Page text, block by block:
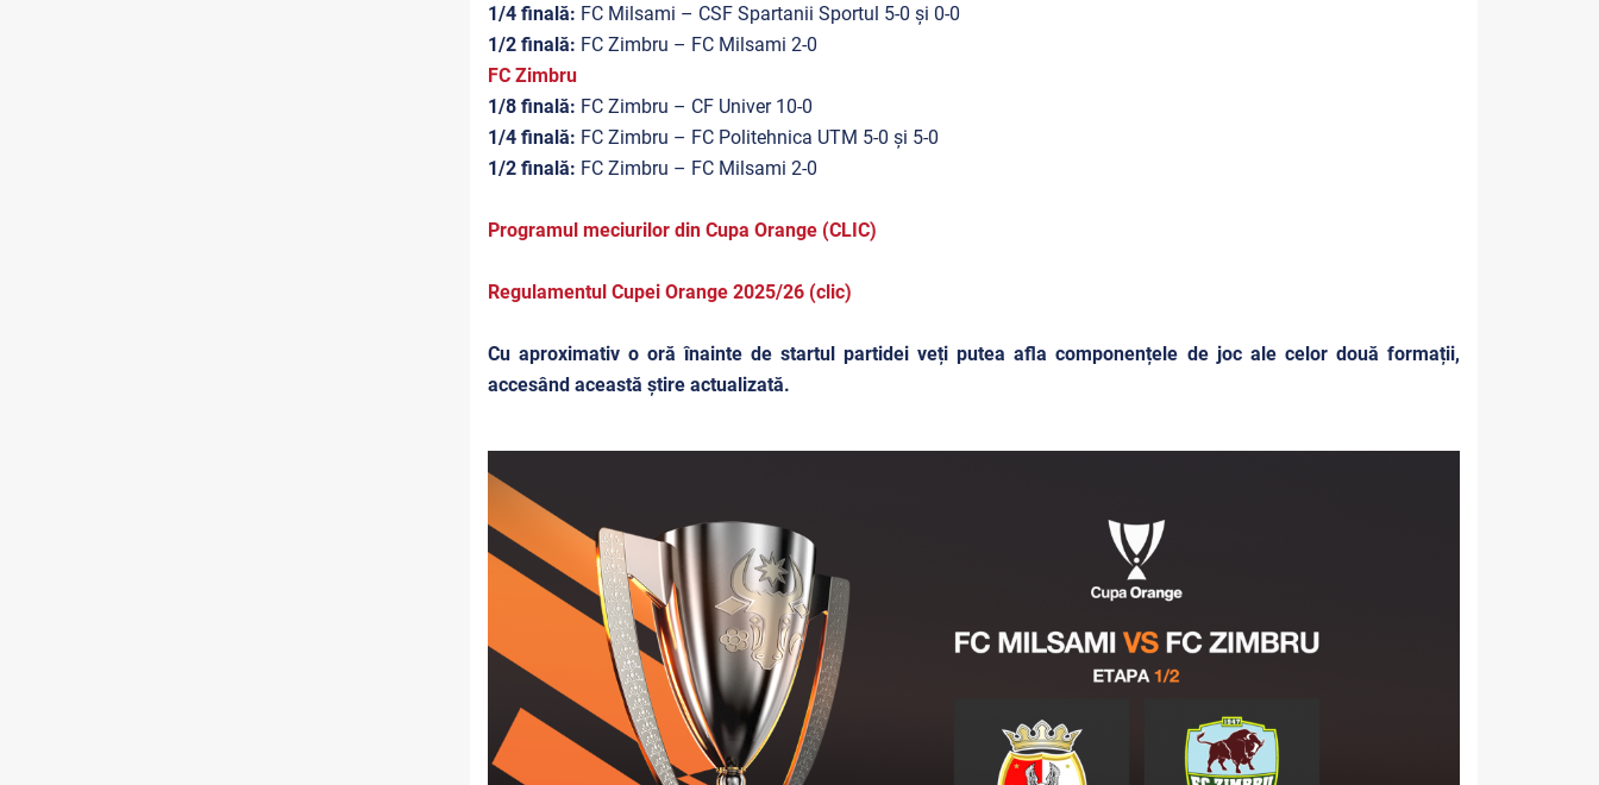
1/4 finală: FC Milsami – CSF Spartanii Sportul 5-0 și 0-0
1/2 finală: FC Zimbru – FC Milsami 2-0
FC Zimbru
1/8 finală: FC Zimbru – CF Univer 10-0
1/4 finală: FC Zimbru – FC Politehnica UTM 5-0 și 5-0
1/2 finală: FC Zimbru – FC Milsami 2-0
Programul meciurilor din Cupa Orange (CLIC)
Regulamentul Cupei Orange 2025/26 (clic)
Cu aproximativ o oră înainte de startul partidei veți putea afla componențele de joc ale celor două formații,
accesând această știre actualizată.